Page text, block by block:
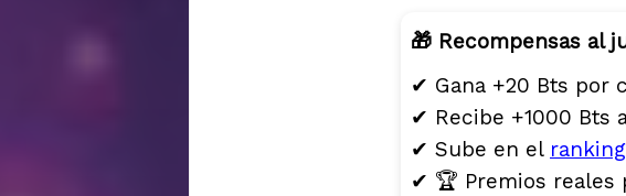
🎁 Recompensas al
✔ Gana +20 Bts por
✔ Recibe +1000 Bts
✔ Sube en el
✔ 🏆 Premios reales